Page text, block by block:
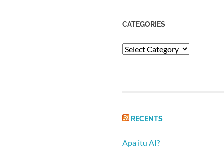
CATEGORIES
Categories
RECENTS
Apa itu AI?